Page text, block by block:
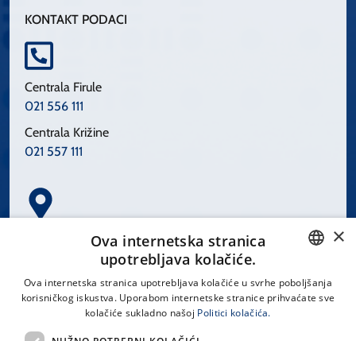
KONTAKT PODACI
Centrala Firule
021 556 111
Centrala Križine
021 557 111
Spinčićeva 1, 21000 Split
CROATIAN
×
Ova internetska stranica
upotrebljava kolačiće.
Ova internetska stranica upotrebljava kolačiće u svrhe poboljšanja
korisničkog iskustva. Uporabom internetske stranice prihvaćate sve
kolačiće sukladno našoj Politici kolačića.